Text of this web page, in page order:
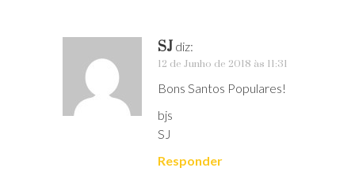
SJ diz:
12 de Junho de 2018 às 11:31
Bons Santos Populares!
bjs
SJ
Responder